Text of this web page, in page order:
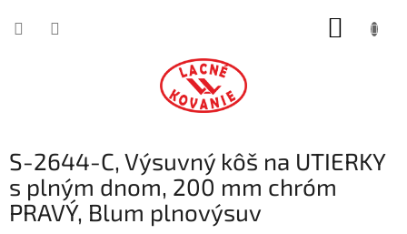
S-2644-C, Výsuvný kôš na UTIERKY
s plným dnom, 200 mm chróm
PRAVÝ, Blum plnovýsuv